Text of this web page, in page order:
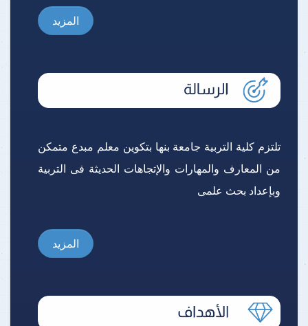
المزيد
تلتزم كلية التربية جامعة بنها بتكوين معلم مبدع متمكن
من المعارف والمهارات والإتجاهات الحديثة فى التربية
وبإعداد بحث علمى
المزيد